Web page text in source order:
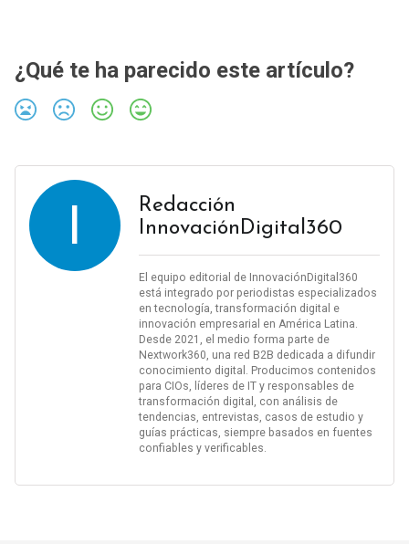
¿Qué te ha parecido este artículo?
I
Redacción
InnovaciónDigital360
El equipo editorial de InnovaciónDigital360
está integrado por periodistas especializados
en tecnología, transformación digital e
innovación empresarial en América Latina.
Desde 2021, el medio forma parte de
Nextwork360, una red B2B dedicada a difundir
conocimiento digital. Producimos contenidos
para CIOs, líderes de IT y responsables de
transformación digital, con análisis de
tendencias, entrevistas, casos de estudio y
guías prácticas, siempre basados en fuentes
confiables y verificables.